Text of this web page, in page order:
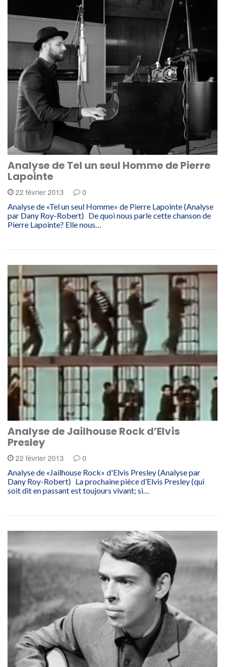
Analyse de Tel un seul Homme de Pierre
Lapointe
22 février 2013 0
Analyse de «Tel un seul Homme» de Pierre Lapointe (Analyse
par Dany Roy-Robert) De quoi nous parle cette chanson de
Pierre Lapointe? Elle nous…
Analyse de Jailhouse Rock d’Elvis
Presley
22 février 2013 0
Analyse de «Jailhouse Rock» d'Elvis Presley (Analyse par
Dany Roy-Robert) La prochaine pièce d’Elvis Presley (qui
soit dit en passant est toujours vivant; si…